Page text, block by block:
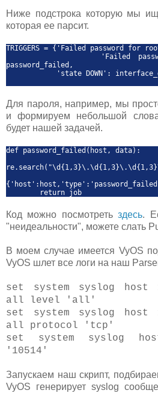
Ниже подстрока которую мы
которая ее парсит.
TRIGGERS = {'Failed password for
'Failed
password_failed,
'state DOWN':
Для пароля, например, мы
и формируем небольшой
будет нашей задачей.
def password_failed(host, data):
return job
Код можно посмотретьздесь.
"неидеальности", можете слать
В моем случае имеется VyOS
VyOS шлет все логи на наш
set system syslog
all level 'all'
set system syslog
all protocol 'tcp'
set system syslog
'10514'
Запускаем наш скрипт,
VyOS генерирует syslog